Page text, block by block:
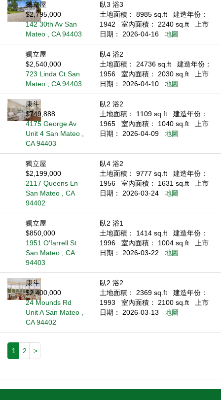
獨立屋
$2,795,000
142 30th Av San
Mateo , CA 94403
臥3 浴3
土地面積： 8985 sq.ft
建造年份：
1942
室內面積： 2240 sq.ft
上市
日期： 2026-04-16
地圖
獨立屋
$2,540,000
723 Linda Ct San
Mateo , CA 94403
臥4 浴2
土地面積： 24736 sq.ft
建造年份：
1956
室內面積： 2030 sq.ft
上市
日期： 2026-04-10
地圖
康斗
$749,888
4175 George Av
Unit 4 San Mateo ,
CA 94403
臥2 浴2
土地面積： 1109 sq.ft
建造年份：
1965
室內面積： 1040 sq.ft
上市
日期： 2026-04-09
地圖
獨立屋
$2,199,000
2117 Queens Ln
San Mateo , CA
94402
臥4 浴2
土地面積： 9777 sq.ft
建造年份：
1956
室內面積： 1631 sq.ft
上市
日期： 2026-03-24
地圖
獨立屋
$850,000
1951 O'farrell St
San Mateo , CA
94403
臥2 浴1
土地面積： 1414 sq.ft
建造年份：
1996
室內面積： 1004 sq.ft
上市
日期： 2026-03-22
地圖
康斗
$2,400,000
24 Mounds Rd
Unit A San Mateo ,
CA 94402
臥2 浴2
土地面積： 2369 sq.ft
建造年份：
1993
室內面積： 2100 sq.ft
上市
日期： 2026-03-13
地圖
1 2 >